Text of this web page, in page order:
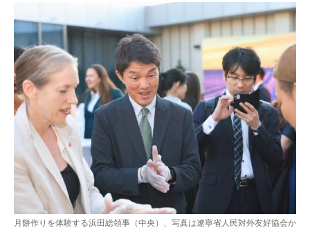
月餅作りを体験する浜田総領事（中央）、写真は遼寧省人民対外友好協会か